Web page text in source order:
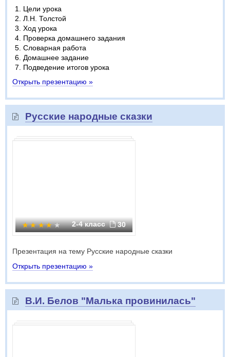
Цели урока
Л.Н. Толстой
Ход урока
Проверка домашнего задания
Словарная работа
Домашнее задание
Подведение итогов урока
Открыть презентацию »
Русские народные сказки
2-4 класс 30
Презентация на тему Русские народные сказки
Открыть презентацию »
В.И. Белов "Малька провинилась"